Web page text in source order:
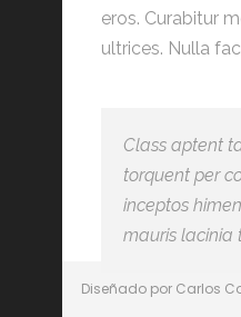
eros. Curabitur
ultrices. Nulla
Class aptent
torquent per
inceptos
mauris lacinia
Diseñado por Carlos